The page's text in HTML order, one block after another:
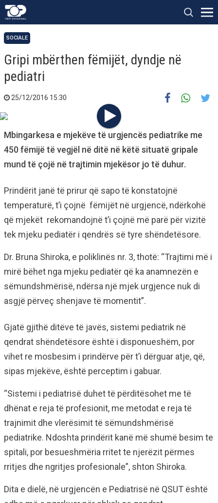
SOCIALE
Gripi mbërthen fëmijët, dyndje në
pediatri
25/12/2016 15:30
Mbingarkesa e mjekëve të urgjencës pediatrike me
450 fëmijë të vegjël në ditë në këtë situatë gripale
mund të çojë në trajtimin mjekësor jo të duhur.
Prindërit janë të prirur që sapo të konstatojnë
temperaturë, t’i çojnë fëmijët në urgjencë, ndërkohë
që mjekët rekomandojnë t’i çojnë më parë për vizitë
tek mjeku pediatër i qendrës së tyre shëndetësore.
Dr. Bruna Shiroka, e poliklinës nr. 3, thotë: “Trajtimi më i
mirë bëhet nga mjeku pediatër që ka anamnezën e
sëmundshmërisë, ndërsa një mjek urgjence nuk di
asgjë përveç shenjave të momentit”.
Gjatë gjithë ditëve të javës, sistemi pediatrik në
qendrat shëndetësore është i disponueshëm, por
vihet re mosbesim i prindërve për t’i dërguar atje, që,
sipas mjekëve, është perceptim i gabuar.
“Sistemi i pediatrisë duhet të përditësohet me të
dhënat e reja të profesionit, me metodat e reja të
trajnimit dhe vlerësimit të sëmundshmërisë
pediatrike. Ndoshta prindërit kanë më shumë besim te
spitali, por besueshmëria rritet te njerëzit përmes
rritjes dhe ngritjes profesionale”, shton Shiroka.
Dita e dielë, në urgjencën e Pediatrisë në QSUT është